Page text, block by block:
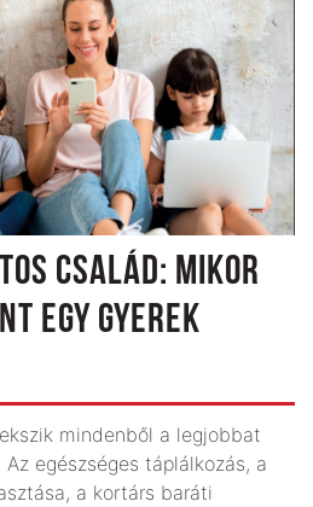
CSALÁD: MIKOR
EGY GYEREK
mindenből a leg­jobbat
egészséges táplálkozás, a
a kortárs baráti